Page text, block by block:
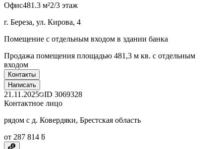
Офис481.3 м²2/3 этаж
г. Береза, ул. Кирова, 4
Помещение с отдельным входом в здании банка
Продажа помещения площадью 481,3 м кв. с отдельным
входом
Контакты
Написать
21.11.2025 ID 3069328
Контактное лицо
рядом с д. Ковердяки, Брестская область
от 287 814 ƃ